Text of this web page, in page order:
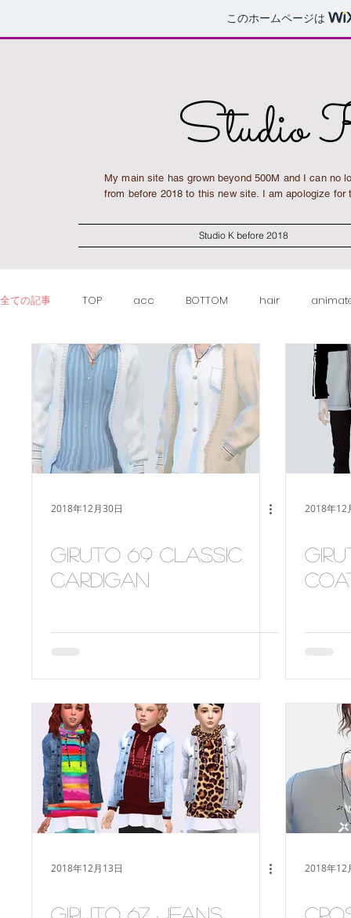
このホームページは
Studio
My main site has grown beyond 500M and I can no
from before 2018 to this new site. I am apologize
Studio K before 2018
全ての記事 TOP acc BOTTOM hair
women deco make-up Back to School
2018年12月30日
Giruto 69 classic
cardigan
2018年12
2018年12月13日
giruto 67 Jeans
2018年12